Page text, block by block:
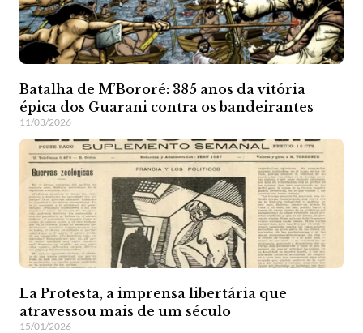
Batalha de M’Bororé: 385 anos da vitória
épica dos Guarani contra os bandeirantes
11/03/2026
La Protesta, a imprensa libertária que
atravessou mais de um século
15/01/2026